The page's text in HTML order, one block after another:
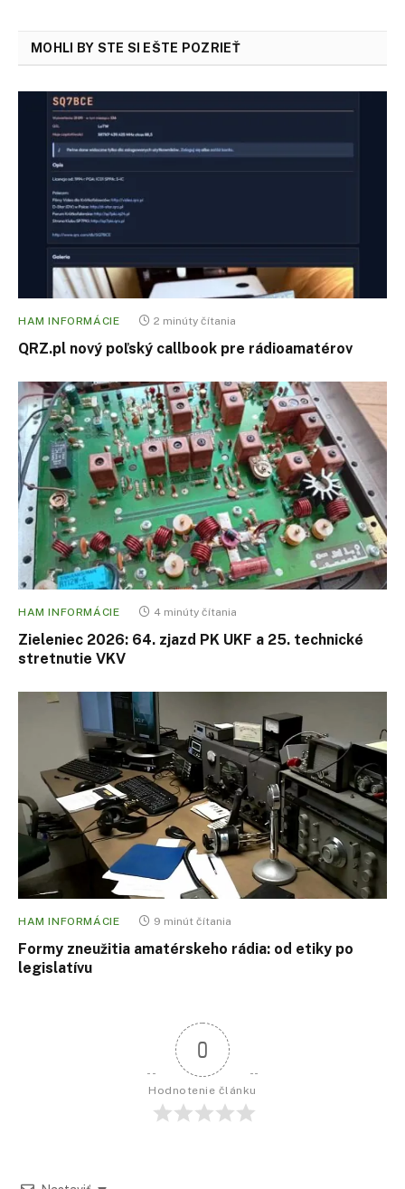
MOHLI BY STE SI EŠTE POZRIEŤ
HAM INFORMÁCIE 2 minúty čítania
QRZ.pl nový poľský callbook pre rádioamatérov
HAM INFORMÁCIE 4 minúty čítania
Zieleniec 2026: 64. zjazd PK UKF a 25. technické
stretnutie VKV
HAM INFORMÁCIE 9 minút čítania
Formy zneužitia amatérskeho rádia: od etiky po
legislatívu
0
Hodnotenie článku